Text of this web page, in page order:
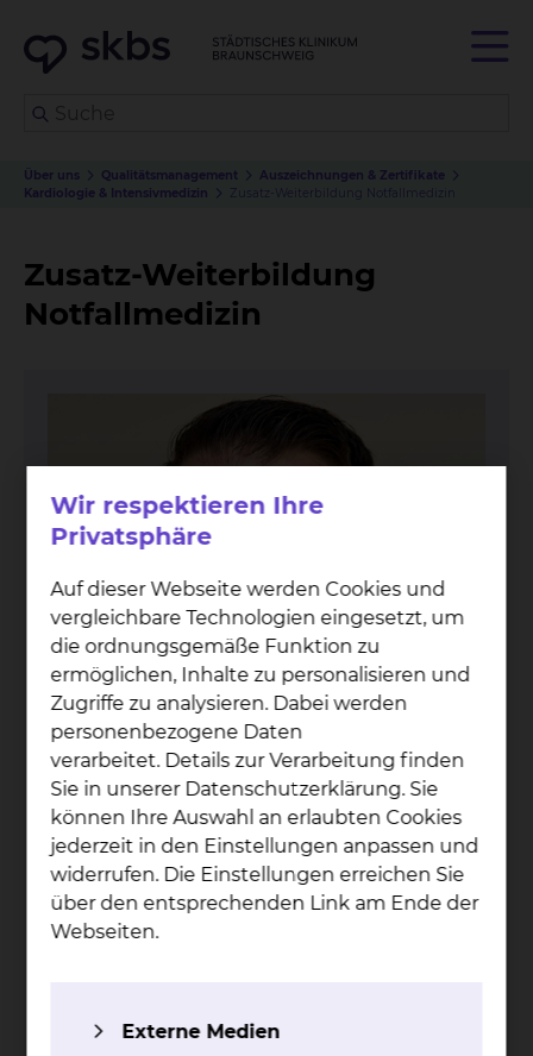
Über uns Qualitätsmanagement
Auszeichnungen & Zertifikate
Kardiologie & Intensivmedizin
Zusatz-Weiterbildung Notfallmedizin
Zusatz-Weiterbildung
Notfallmedizin
Dr. An­dre­as Höft
Fichtengrund 1, 38126 Braunschweig
Per E-Mail kontaktieren
Wir respektieren Ihre
Privatsphäre
Auf dieser Webseite werden Cookies und
vergleichbare Technologien eingesetzt, um
die ordnungsgemäße Funktion zu
ermöglichen, Inhalte zu personalisieren und
Zugriffe zu analysieren. Dabei werden
personenbezogene Daten
verarbeitet. Details zur Verarbeitung finden
Sie in unserer Datenschutzerklärung. Sie
können Ihre Auswahl an erlaubten Cookies
jederzeit in den Einstellungen anpassen und
widerrufen. Die Einstellungen erreichen Sie
über den entsprechenden Link am Ende der
Webseiten.
Externe Medien